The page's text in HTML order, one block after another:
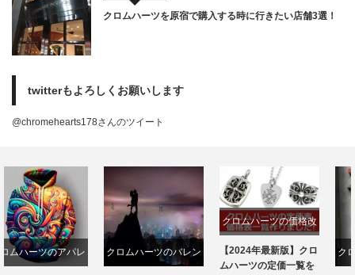
クロムハーツを原宿で購入する時に行きたい店舗3選！
twitterもよろしくお願いします
@chromehearts178さんのツイート
クロムハーツのバレン
クロムハーツの価格改
定
【2024年最新版】クロ
ムハーツの定価一覧を
クロムハーツ路面店一